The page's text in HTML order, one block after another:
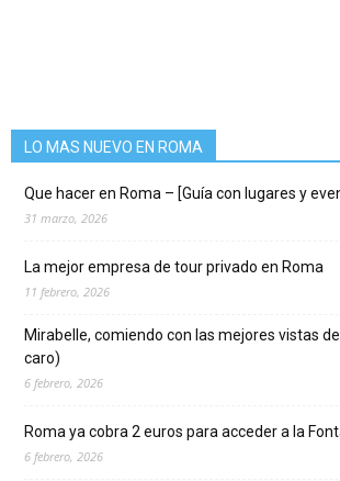
LO MAS NUEVO EN ROMA
Que hacer en Roma – [Guía con lugares y
31 marzo, 2026
La mejor empresa de tour privado en Roma
11 febrero, 2026
Mirabelle, comiendo con las mejores vistas
caro)
6 febrero, 2026
Roma ya cobra 2 euros para acceder a la
6 febrero, 2026